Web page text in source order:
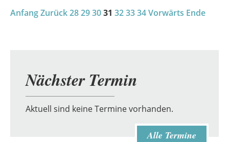
AnfangZurück28293031 323334Vorwärts Ende
Nächster Termin
Aktuell sind keine Termine vorhanden.
Alle Termine